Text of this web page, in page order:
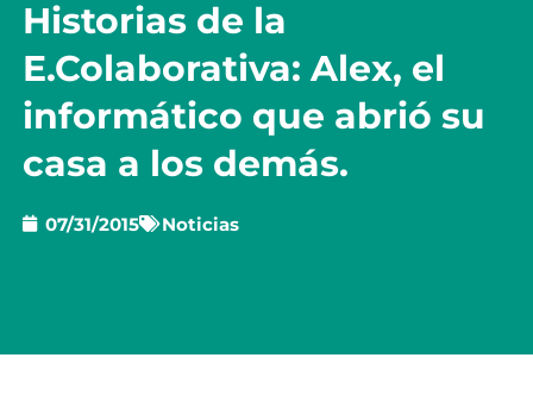
Historias de la
E.Colaborativa: Alex, el
informático que abrió su
casa a los demás.
07/31/2015 Noticias